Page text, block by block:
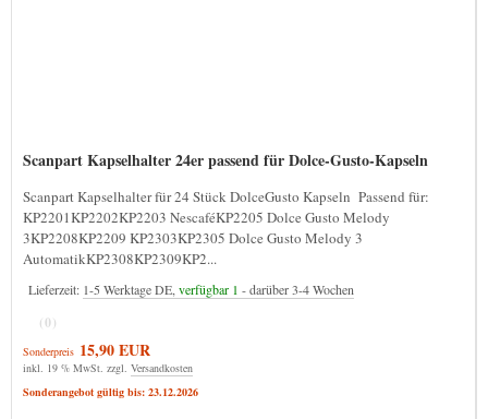
Scanpart Kapselhalter 24er passend für Dolce-Gusto-Kapseln
Scanpart Kapselhalter für 24 Stück DolceGusto Kapseln Passend für:
KP2201KP2202KP2203 NescaféKP2205 Dolce Gusto Melody
3KP2208KP2209 KP2303KP2305 Dolce Gusto Melody 3
AutomatikKP2308KP2309KP2...
Lieferzeit: 1-5 Werktage DE, verfügbar 1 - darüber 3-4 Wochen
(0)
Sonderpreis 15,90 EUR
inkl. 19 % MwSt. zzgl. Versandkosten
Sonderangebot gültig bis: 23.12.2026